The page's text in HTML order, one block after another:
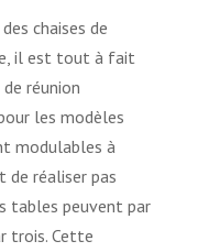
chaises de
il est tout à fait
réunion
les modèles
modulables à
réaliser pas
tables peuvent par
trois. Cette